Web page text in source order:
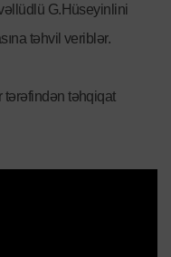
G.Hüseyinlini
təhvil veriblər.
tərəfindən təhqiqat